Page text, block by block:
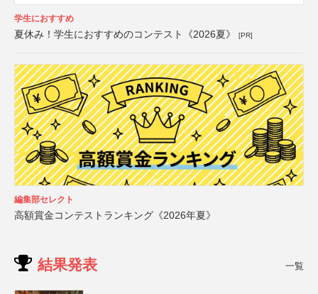
学生におすすめ
夏休み！学生におすすめのコンテスト《2026夏》 [PR]
編集部セレクト
高額賞金コンテストランキング《2026年夏》
結果発表 一覧